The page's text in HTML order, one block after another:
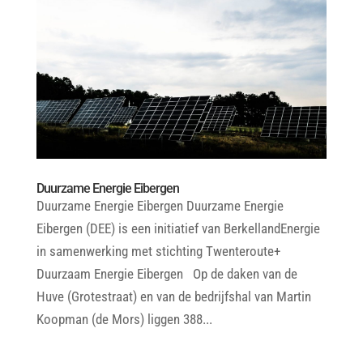
Duurzame Energie Eibergen
Duurzame Energie Eibergen Duurzame Energie
Eibergen (DEE) is een initiatief van BerkellandEnergie
in samenwerking met stichting Twenteroute+
Duurzaam Energie Eibergen Op de daken van de
Huve (Grotestraat) en van de bedrijfshal van Martin
Koopman (de Mors) liggen 388...